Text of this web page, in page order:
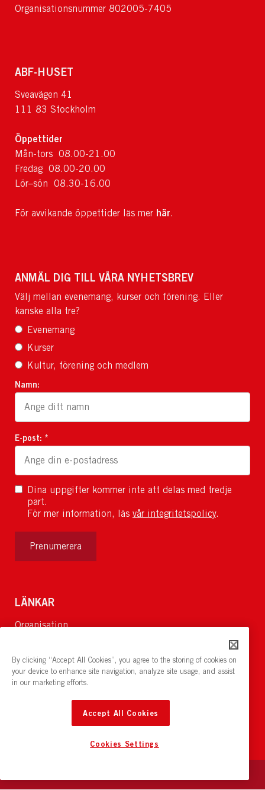
Organisationsnummer 802005-7405
ABF-HUSET
Sveavägen 41
111 83 Stockholm
Öppettider
Mån-tors 08.00-21.00
Fredag 08.00-20.00
Lör–sön 08.30-16.00
För avvikande öppettider läs mer här.
ANMÄL DIG TILL VÅRA NYHETSBREV
Välj mellan evenemang, kurser och förening. Eller
kanske alla tre?
Evenemang
Kurser
Kultur, förening och medlem
Namn:
E-post: *
Dina uppgifter kommer inte att delas med tredje
part.
För mer information, läs vår integritetspolicy.
Prenumerera
LÄNKAR
Organisation
Lediga jobb
Nyheter och pressrum
Restaurang och konferens: cirkelnstockholm.se
By clicking “Accept All Cookies”, you agree to the storing of cookies on
your device to enhance site navigation, analyze site usage, and assist
in our marketing efforts.
Accept All Cookies
Cookies Settings